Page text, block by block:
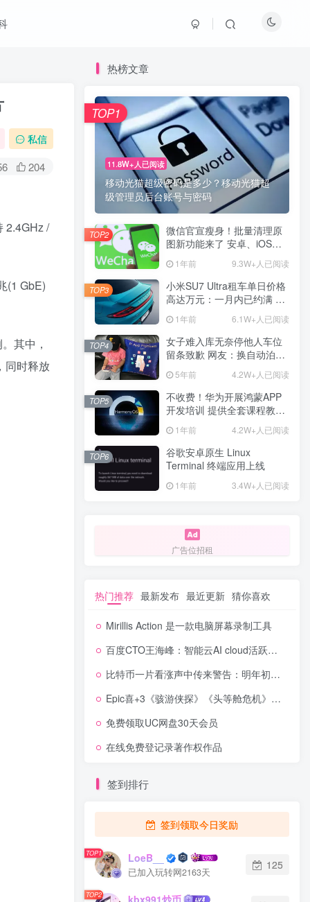
私信
204
2.4GHz /
(1 GbE)
其中，
同时释放
热榜文章
11.8W+人已阅读
移动光猫超级密码是多少？移动光猫超
级管理员后台账号与密码
TOP1
微信官宣瘦身！批量清理原
图新功能来了 安卓、iOS均
1年前 9.3W+人已阅读
TOP2
小米SU7 Ultra租车单日价格
高达万元：一月内已约满 预
1年前 6.1W+人已阅读
TOP3
女子难入库无奈停他人车位
留条致歉 网友：换自动泊车
5年前 4.2W+人已阅读
TOP4
不收费！华为开展鸿蒙APP
开发培训 提供全套课程教学
1年前 4.2W+人已阅读
TOP5
谷歌安卓原生 Linux
Terminal 终端应用上线
1年前 3.4W+人已阅读
TOP6
广告位招租
热门推荐 最新发布 最近更新 猜你喜欢
Mirillis Action 是一款电脑屏幕录制工具
百度CTO王海峰：智能云AI cloud活跃客户数增长65%
比特币一片看涨声中传来警告：明年初或大跌30%
Epic喜+3《骇游侠探》《头等舱危机》《DKO》
免费领取UC网盘30天会员
在线免费登记录著作权作品
签到排行
签到领取今日奖励
TOP1 LoeB__
已加入玩转网2163天
125
TOP2